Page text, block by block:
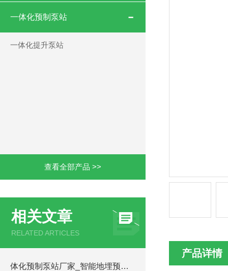
一体化预制泵站
一体化提升泵站
查看全部产品 >>
相关文章
RELATED ARTICLES
体化预制泵站厂家_智能地埋预制泵站-凌科环保
产品详情